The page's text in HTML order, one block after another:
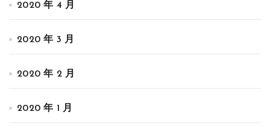
2020 年 4 月
2020 年 3 月
2020 年 2 月
2020 年 1 月